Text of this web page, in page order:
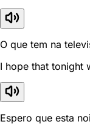
O que tem na
I hope that tonight
Espero que esta